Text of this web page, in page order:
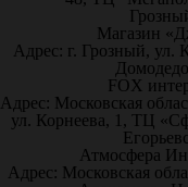
Магазин
Адрес: г. Грозный, ул.
FOX
Адрес: Московская
ул. Корнеева, 1, ТЦ
Атмосфера
Адрес: Московская